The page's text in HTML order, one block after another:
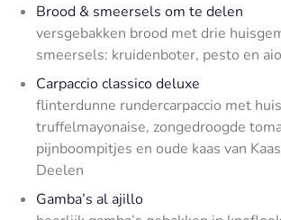
Brood & smeersels om te delen
versgebakken brood met drie
smeersels: kruidenboter, pesto en
Carpaccio classico deluxe
flinterdunne rundercarpaccio met
truffelmayonaise, zongedroogde
pijnboompitjes en oude kaas van
Deelen
Gamba’s al ajillo